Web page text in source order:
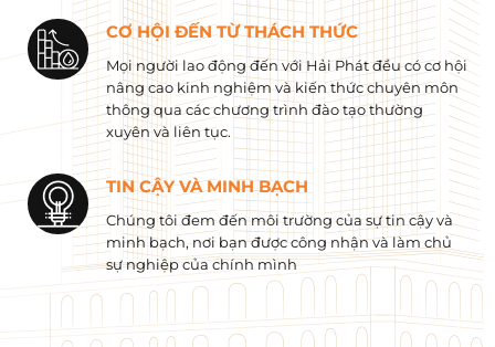
CƠ HỘI ĐẾN TỪ THÁCH THỨC
Mọi người lao động đến với Hải Phát đều có cơ hội
nâng cao kinh nghiệm và kiến ​​thức chuyên môn
thông qua các chương trình đào tạo thường
xuyên và liên tục.
TIN CẬY VÀ MINH BẠCH
Chúng tôi đem đến môi trường của sự tin cậy và
minh bạch, nơi bạn được công nhận và làm chủ
sự nghiệp của chính mình